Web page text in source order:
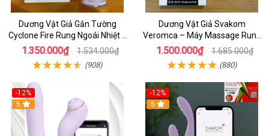
Dương Vật Giả Gắn Tường
Cyclone Fire Rung Ngoái Nhiệt 7
Chế Độ Silicon Cao Cấp
1.350.000₫ 1.534.000₫
(908)
Dương Vật Giả Svakom
Veromca – Máy Massage Rung
Thụt, Bú Mút Âm Vật & Điểm G
Cao Cấp
1.500.000₫ 1.685.000₫
(880)
-12%
5
-12%
5